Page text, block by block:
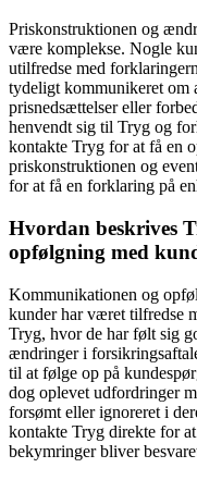
Priskonstruktionen og
være komplekse. Nogle
utilfredse med
tydeligt kommunikeret om
prisnedsættelser eller
henvendt sig til Tryg og
kontakte Tryg for at få en
priskonstruktionen og
for at få en forklaring på
Hvordan beskrives
opfølgning med
Kommunikationen og
kunder har været tilfredse
Tryg, hvor de har følt sig
ændringer i
til at følge op på
dog oplevet udfordringer
forsømt eller ignoreret i
kontakte Tryg direkte for
bekymringer bliver